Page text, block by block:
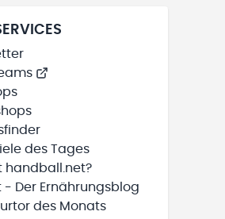
des Tages
handball.net?
- Der Ernährungsblog
des Monats